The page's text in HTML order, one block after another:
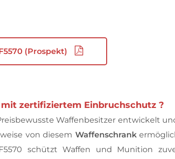
(Prospekt)
zertifiziertem Einbruchschutz ?
Waffenbesitzer entwickelt
von diesem Waffenschrank
schützt Waffen und Munition